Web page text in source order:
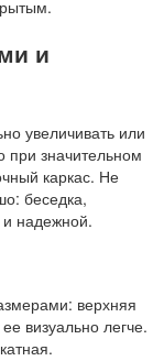
и
увеличивать или
значительном
каркас. Не
беседка,
надежной.
верхняя
визуально легче.